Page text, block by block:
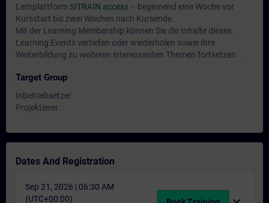
Lernplattform SITRAIN access – beginnend eine Woche vor
Kursstart bis zwei Wochen nach Kursende.
Mit der Learning Membership können Sie die Inhalte dieses
Learning Events vertiefen oder wiederholen sowie Ihre
Weiterbildung zu weiteren interessanten Themen fortsetzen.
Target Group
Inbetriebsetzer
Projektierer
Dates And Registration
Sep 21, 2026 | 06:30 AM
(UTC+00:00)